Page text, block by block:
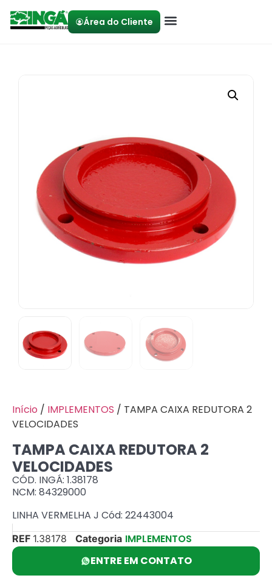
Área do Cliente
Início / IMPLEMENTOS / TAMPA CAIXA REDUTORA 2
VELOCIDADES
TAMPA CAIXA REDUTORA 2
VELOCIDADES
CÓD. INGÁ: 1.38178
NCM: 84329000
LINHA VERMELHA J Cód: 22443004
REF 1.38178 Categoria IMPLEMENTOS
ENTRE EM CONTATO